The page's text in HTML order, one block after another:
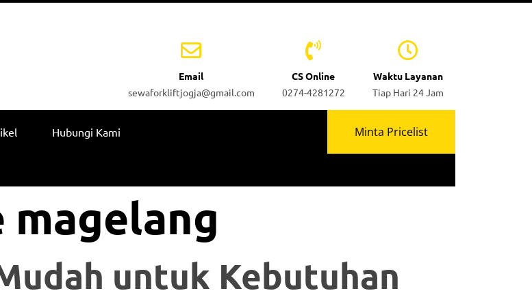
Email
sewaforkliftjogja@gmail.com
CS Online
0274-4281272
Waktu Layanan
Tiap Hari 24 Jam
Hubungi Kami Minta Pricelist
magelang
untuk Kebutuhan